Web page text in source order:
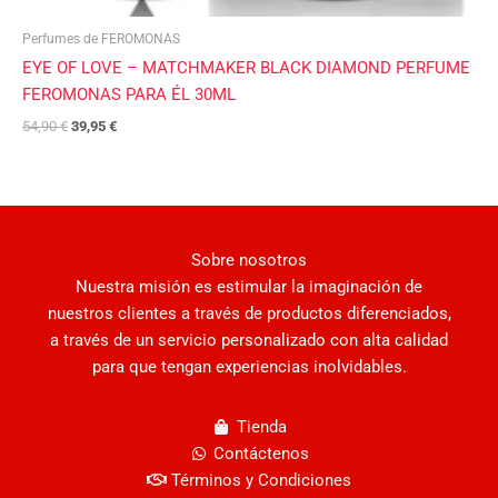
Perfumes de FEROMONAS
EYE OF LOVE – MATCHMAKER BLACK DIAMOND PERFUME
FEROMONAS PARA ÉL 30ML
54,90€ 39,95 €
Sobre nosotros
Nuestra misión es estimular la imaginación de
nuestros clientes a través de productos diferenciados,
a través de un servicio personalizado con alta calidad
para que tengan experiencias inolvidables.
Tienda
Contáctenos
Términos y Condiciones